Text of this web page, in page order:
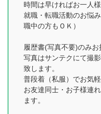
時間は早ければお一人
就職・転職活動のお悩
職中の方もＯＫ）
履歴書(写真不要)のみお
写真はサンテクにて撮
致します。
普段着（私服）でお気
お友達同士・お子様連
ます。